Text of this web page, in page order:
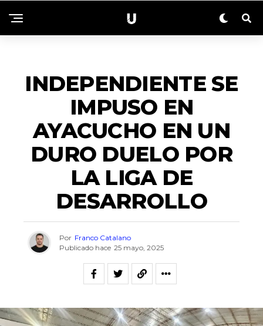
INDEPENDIENTE SE
IMPUSO EN
AYACUCHO EN UN
DURO DUELO POR
LA LIGA DE
DESARROLLO
Por Franco Catalano
Publicado hace 25 mayo, 2025